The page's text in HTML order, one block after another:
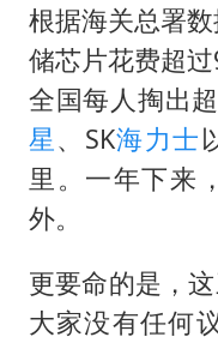
根据海关总署
储芯片花费超
全国每人掏出
星、SK海力士
里。一年下来
外。
更要命的是，
大家没有任何